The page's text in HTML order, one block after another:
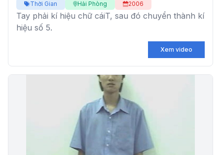
Thời Gian Hải Phòng 2006
Tay phải kí hiệu chữ cáiT, sau đó chuyển thành kí
hiệu số 5.
Xem video